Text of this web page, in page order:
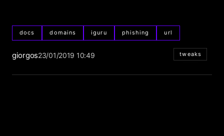
docs domains iguru phishing url
giorgos23/01/2019 10:49 tweaks